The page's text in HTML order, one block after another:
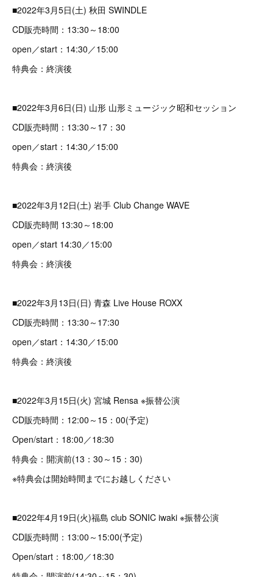
■2022年3月5日(土) 秋田 SWINDLE
CD販売時間：13:30～18:00
open／start：14:30／15:00
特典会：終演後
■2022年3月6日(日) 山形 山形ミュージック昭和セッション
CD販売時間：13:30～17：30
open／start：14:30／15:00
特典会：終演後
■2022年3月12日(土) 岩手 Club Change WAVE
CD販売時間 13:30～18:00
open／start 14:30／15:00
特典会：終演後
■2022年3月13日(日) 青森 Live House ROXX
CD販売時間：13:30～17:30
open／start：14:30／15:00
特典会：終演後
■2022年3月15日(火) 宮城 Rensa ※振替公演
CD販売時間：12:00～15：00(予定)
Open/start：18:00／18:30
特典会：開演前(13：30～15：30)
※特典会は開始時間までにお越しください
■2022年4月19日(火)福島 club SONIC iwaki ※振替公演
CD販売時間：13:00～15:00(予定)
Open/start：18:00／18:30